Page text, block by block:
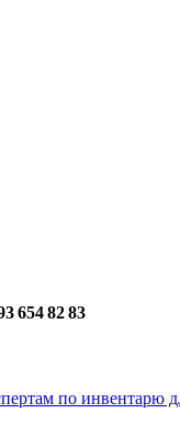
654 82 83
по инвентарю